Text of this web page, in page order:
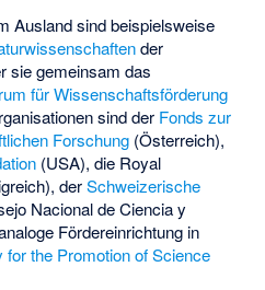
Ausland sind beispielsweise
der
sie gemeinsam das
für Wissenschaftsförderung
sind der Fonds zur
Forschung (Österreich),
(USA), die Royal
derSchweizerische
Nacional de Ciencia y
Fördereinrichtung in
for the Promotion of Science